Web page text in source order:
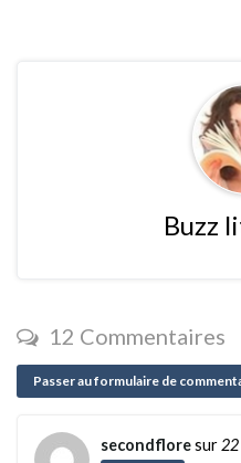
Buzz
12 Commentaires
Passer au formulaire de
secondfloresur